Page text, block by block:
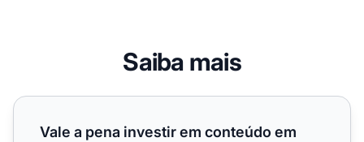
Saiba mais
Vale a pena investir em conteúdo em vídeo para
Vale a pena investir em conteúdo em